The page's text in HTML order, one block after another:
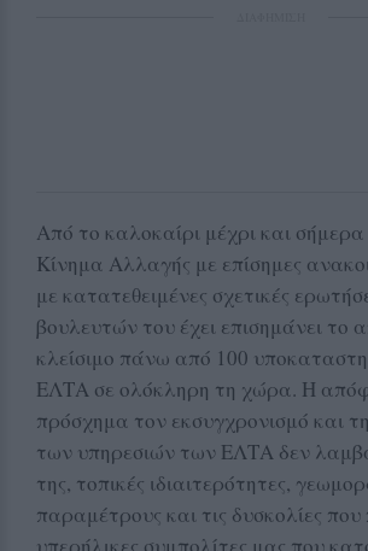
Από το καλοκαίρι μέχρι και
Κίνημα Αλλαγής με επίσημες
με κατατεθειμένες σχετικές
βουλευτών του έχει επισημάνει το
κλείσιμο πάνω από 100
ΕΛΤΑ σε ολόκληρη τη χώρα. Η
πρόσχημα τον εκσυγχρονισμό και
των υπηρεσιών των ΕΛΤΑ δεν
της, τοπικές ιδιαιτερότητες,
παραμέτρους και τις δυσκολίες που
υπερήλικες συμπολίτες μας που